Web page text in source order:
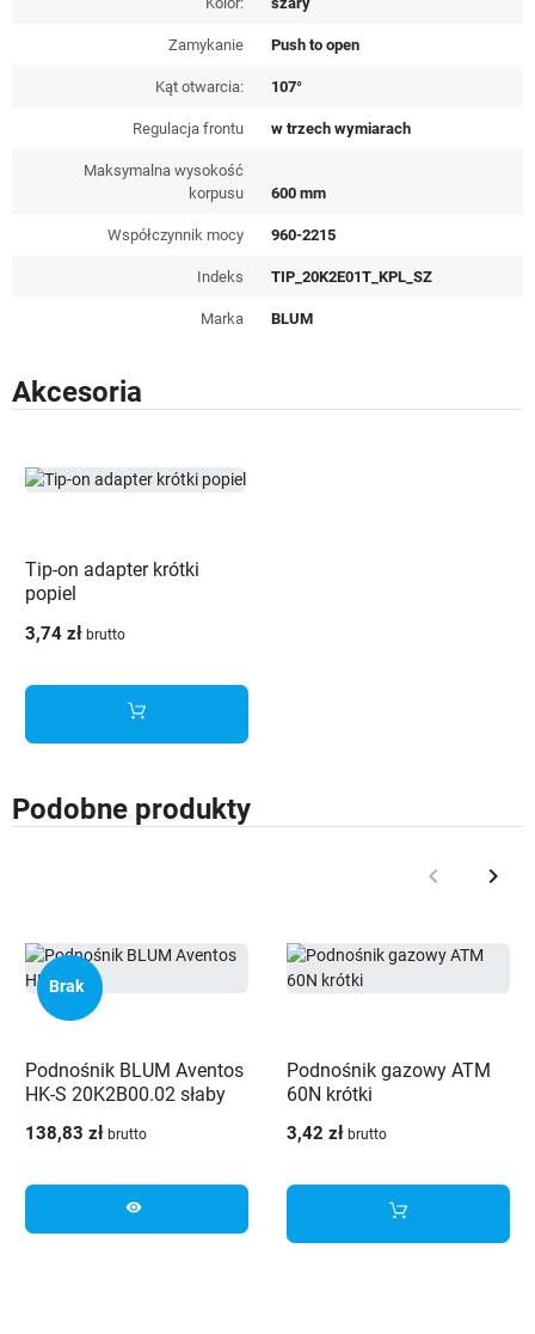
Zamykanie Push to open
Kąt otwarcia: 107°
Regulacja frontu w trzech wymiarach
Maksymalna wysokość
korpusu
600 mm
Współczynnik mocy 960-2215
Indeks TIP_20K2E01T_KPL_SZ
Marka BLUM
Akcesoria
Tip-on adapter krótki
popiel
3,74 zł brutto
Podobne produkty
Poprzedni
keyboard_arrow_left keyboard_arrow_right
Brak
Podnośnik BLUM Aventos
HK-S 20K2B00.02 słaby
138,83 zł brutto
visibility
Podnośnik gazowy ATM
60N krótki
3,42 zł brutto